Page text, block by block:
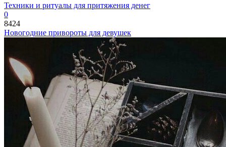
Техники и ритуалы для притяжения денег
0
8424
Новогодние привороты для девушек